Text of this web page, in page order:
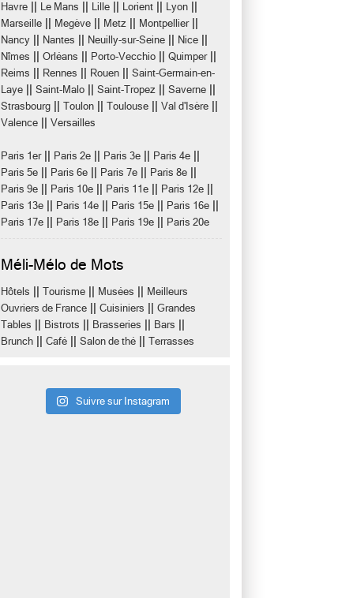
Havre
Le Mans Lille Lorient Lyon
Marseille Megève Metz Montpellier||
Nancy Nantes Neuilly-sur-Seine Nice
Nîmes Orléans Porto-Vecchio Quimper||
Reims Rennes Rouen
Saint-Germain-en-
Laye
Saint-Malo Saint-Tropez Saverne
Strasbourg Toulon Toulouse Val d'Isère
Valence Versailles
Paris 1er|| Paris 2e Paris 3e Paris 4e
Paris 5e Paris 6e Paris 7e Paris 8e
Paris 9e Paris 10e Paris 11e Paris 12e
Paris 13e Paris 14e Paris 15e Paris 16e
Paris 17e Paris 18e Paris 19e Paris 20e
Méli-Mélo de Mots
Hôtels Tourisme Musées
Meilleurs
Ouvriers de France
Cuisiniers
Grandes
Tables
Bistrots Brasseries Bars
Brunch Café Salon de thé Terrasses
Suivre sur Instagram